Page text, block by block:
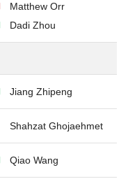
Matthew Orr
Dadi Zhou
Jiang Zhipeng
Shahzat Ghojaehmet
Qiao Wang